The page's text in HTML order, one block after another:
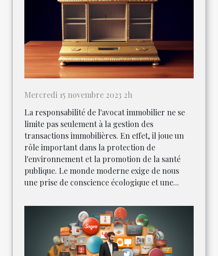
Mercredi 15 novembre 2023 2h
La responsabilité de l'avocat immobilier ne se
limite pas seulement à la gestion des
transactions immobilières. En effet, il joue un
rôle important dans la protection de
l'environnement et la promotion de la santé
publique. Le monde moderne exige de nous
une prise de conscience écologique et une...